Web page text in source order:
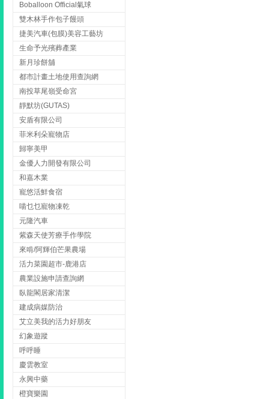
Boballoon Official氣球
雙木林手作包子饅頭
捷美汽車(包膜)美容工藝坊
生命予光殯葬產業
新月珍餅舖
都市計畫土地使用查詢網
南投草尾嶺受命宮
靜默坊(GUTAS)
安盾有限公司
菲米利朵寵物店
歸寧美甲
金優人力開發有限公司
和嘉木業
寵悠活鮮食宿
喵乜乜寵物凍乾
元隆汽車
紫森天使芳療手作學院
來啃/阿輝伯芒果農場
活力菜園超市-鹿港店
農業設施申請查詢網
臥龍閣居家清潔
建成病媒防治
艾立美我的活力好朋友
幻象遊蹤
呼呼睡
慶雲教室
永興中藥
橙寶樂園